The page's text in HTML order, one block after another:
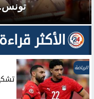
الأكثر قراءة
الرياضة